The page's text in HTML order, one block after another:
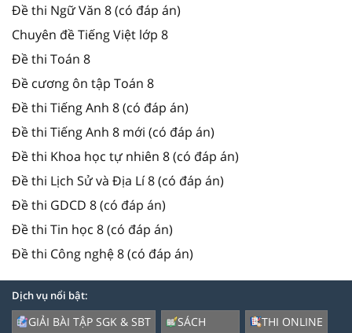
Đề thi Ngữ Văn 8 (có đáp án)
Chuyên đề Tiếng Việt lớp 8
Đề thi Toán 8
Đề cương ôn tập Toán 8
Đề thi Tiếng Anh 8 (có đáp án)
Đề thi Tiếng Anh 8 mới (có đáp án)
Đề thi Khoa học tự nhiên 8 (có đáp án)
Đề thi Lịch Sử và Địa Lí 8 (có đáp án)
Đề thi GDCD 8 (có đáp án)
Đề thi Tin học 8 (có đáp án)
Đề thi Công nghệ 8 (có đáp án)
Dịch vụ nổi bật:
GIẢI BÀI TẬP SGK & SBT
SÁCH
THI ONLINE